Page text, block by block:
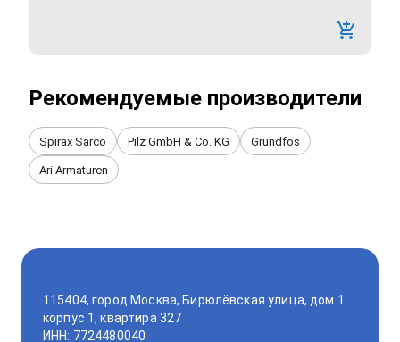
Рекомендуемые производители
Spirax Sarco Pilz GmbH & Co. KG Grundfos
Ari Armaturen
115404, город Москва, Бирюлёвская улица, дом 1
корпус 1, квартира 327
ИНН: 7724480040